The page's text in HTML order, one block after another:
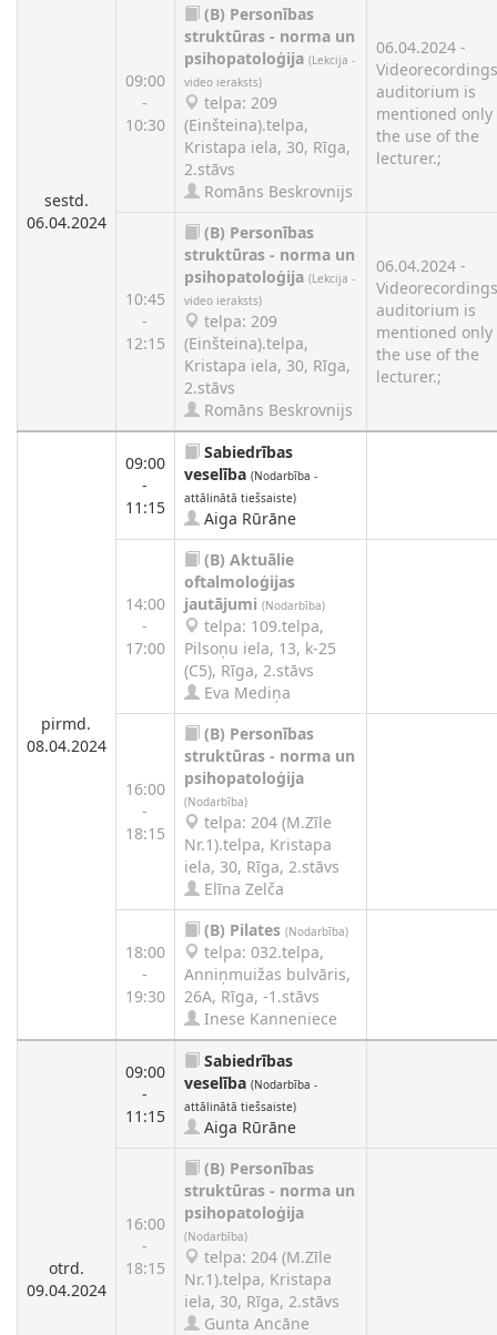
sestd.
06.04.2024
09:00
-
10:30
(B) Personības
struktūras - norma un
psihopatoloģija (Lekcija -
video ieraksts)
telpa: 209
(Einšteina).telpa,
Kristapa iela, 30, Rīga,
2.stāvs
Romāns Beskrovnijs
06.04.2024 -
auditorium is
mentioned
the use of the
lecturer.;
10:45
-
12:15
(B) Personības
struktūras - norma un
psihopatoloģija (Lekcija -
video ieraksts)
telpa: 209
(Einšteina).telpa,
Kristapa iela, 30, Rīga,
2.stāvs
Romāns Beskrovnijs
06.04.2024 -
auditorium is
mentioned
the use of the
lecturer.;
pirmd.
08.04.2024
09:00
-
11:15
Sabiedrības
veselība (Nodarbība -
attālinātā tiešsaiste)
Aiga Rūrāne
14:00
-
17:00
(B) Aktuālie
oftalmoloģijas
jautājumi (Nodarbība)
telpa: 109.telpa,
Pilsoņu iela, 13, k-25
(C5), Rīga, 2.stāvs
Eva Mediņa
16:00
-
18:15
(B) Personības
struktūras - norma un
psihopatoloģija
(Nodarbība)
telpa: 204 (M.Zīle
Nr.1).telpa, Kristapa
iela, 30, Rīga, 2.stāvs
Elīna Zelča
18:00
-
19:30
(B) Pilates (Nodarbība)
telpa: 032.telpa,
Anniņmuižas bulvāris,
26A, Rīga, -1.stāvs
Inese Kanneniece
otrd.
09.04.2024
09:00
-
11:15
Sabiedrības
veselība (Nodarbība -
attālinātā tiešsaiste)
Aiga Rūrāne
16:00
-
18:15
(B) Personības
struktūras - norma un
psihopatoloģija
(Nodarbība)
telpa: 204 (M.Zīle
Nr.1).telpa, Kristapa
iela, 30, Rīga, 2.stāvs
Gunta Ancāne